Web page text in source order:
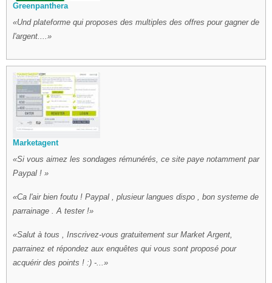
Greenpanthera
Und plateforme qui proposes des multiples des offres pour gagner de
l'argent....
Marketagent
Si vous aimez les sondages rémunérés, ce site paye notamment par
Paypal !
Ca l'air bien foutu ! Paypal , plusieur langues dispo , bon systeme de
parrainage . A tester !
Salut à tous , Inscrivez-vous gratuitement sur Market Argent,
parrainez et répondez aux enquêtes qui vous sont proposé pour
acquérir des points ! :) -...